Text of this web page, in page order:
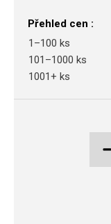
Přehled cen :
1–100 ks
101–1000 ks
1001+ ks